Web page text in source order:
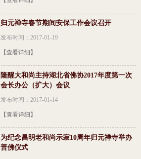
归元禅寺春节期间安保工作会议召开
发布时间：2017-01-19
【查看详细】
隆醒大和尚主持湖北省佛协2017年度第一次
会长办公（扩大）会议
发布时间：2017-01-14
【查看详细】
为纪念昌明老和尚示寂10周年归元禅寺举办
普佛仪式